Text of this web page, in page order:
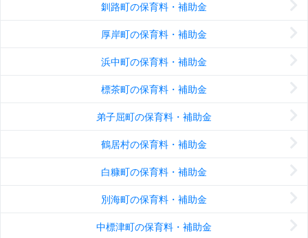
釧路町の保育料・補助金
厚岸町の保育料・補助金
浜中町の保育料・補助金
標茶町の保育料・補助金
弟子屈町の保育料・補助金
鶴居村の保育料・補助金
白糠町の保育料・補助金
別海町の保育料・補助金
中標津町の保育料・補助金